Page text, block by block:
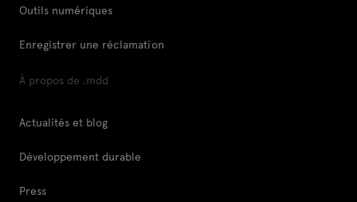
Outils numériques
Enregistrer une réclamation
À propos de .mdd
Actualités et blog
Développement durable
Press